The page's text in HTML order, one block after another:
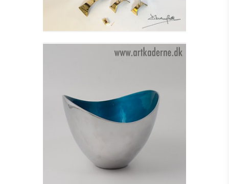
ALUMINIUM SKÅL,
TURKIS - HØJ